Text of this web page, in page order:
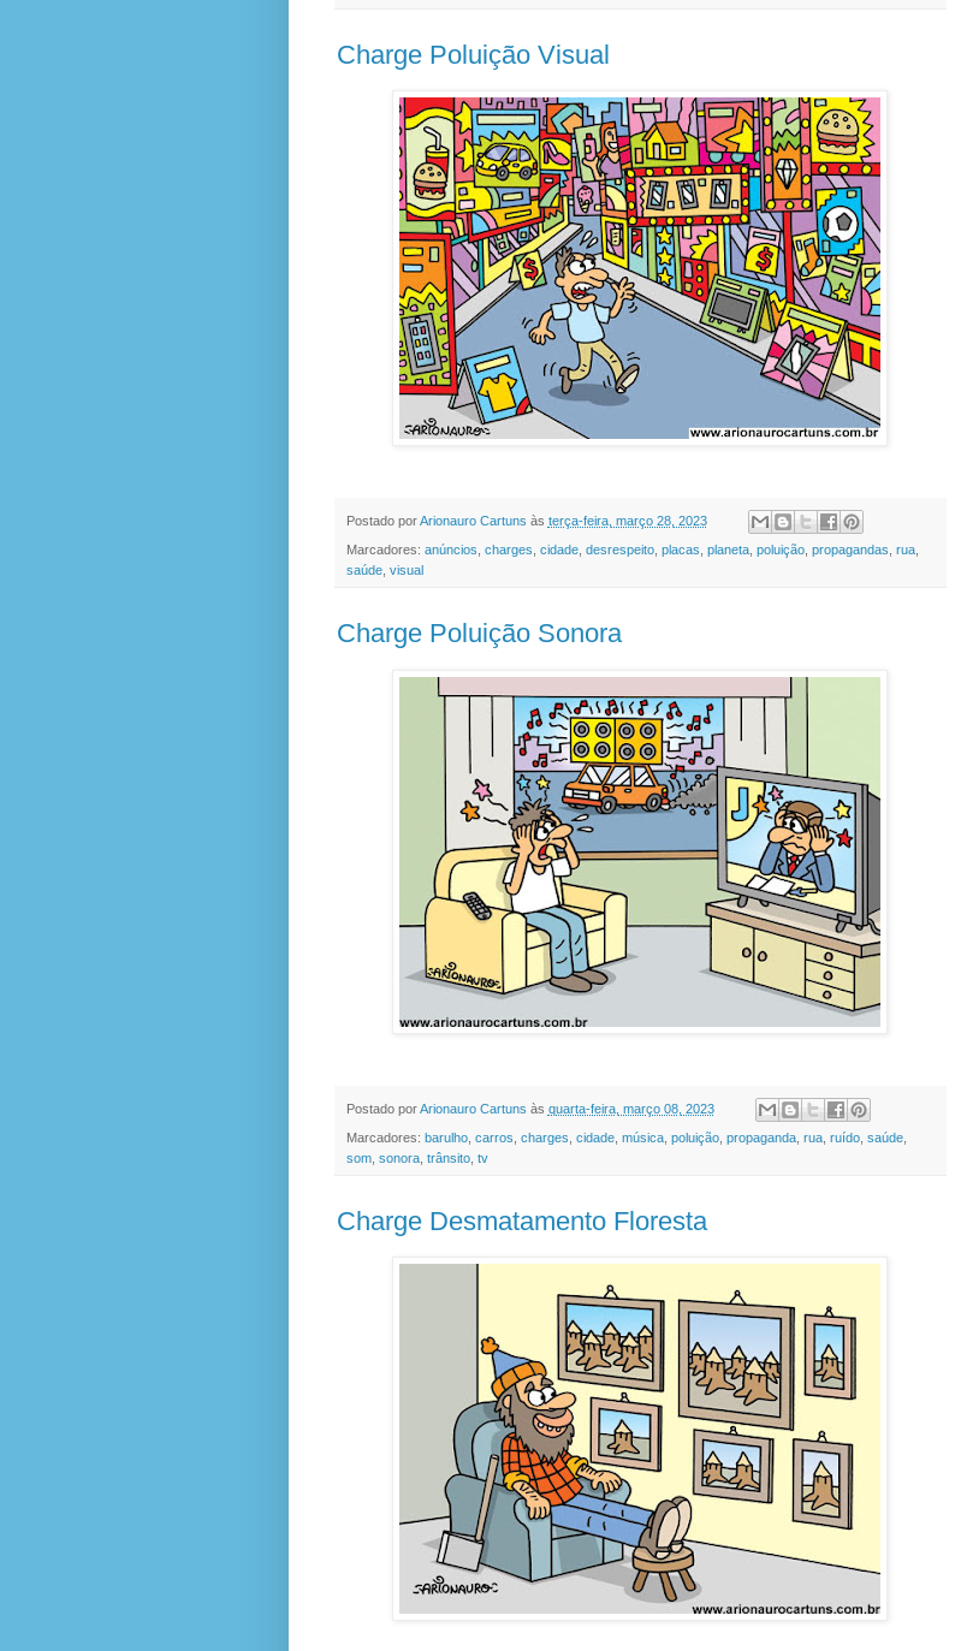
Charge Poluição Visual
Postado porArionauro Cartuns às terça-feira, março 28, 2023
Marcadores: anúncios, charges, cidade, desrespeito, placas, planeta, poluição, propagandas, rua,
saúde, visual
Charge Poluição Sonora
Postado porArionauro Cartuns às quarta-feira, março 08, 2023
Marcadores: barulho, carros charges cidade, música, poluição, propaganda, rua, ruído, saúde,
som, sonora, trânsito, tv
Charge Desmatamento Floresta